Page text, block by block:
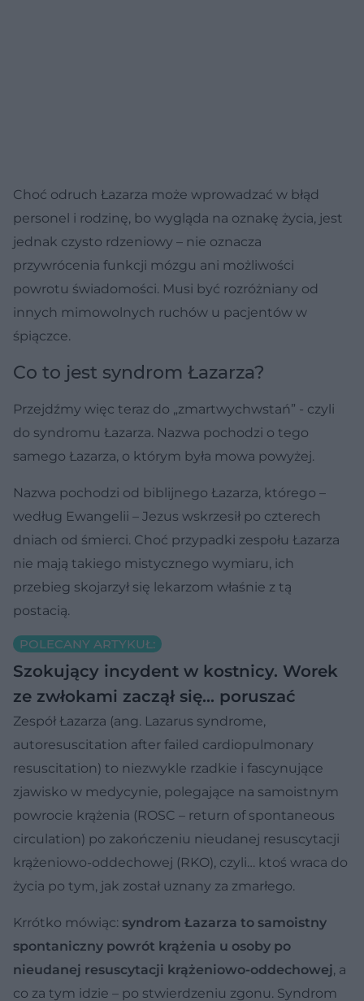
Choć odruch Łazarza może wprowadzać w błąd
personel i rodzinę, bo wygląda na oznakę życia, jest
jednak czysto rdzeniowy – nie oznacza
przywrócenia funkcji mózgu ani możliwości
powrotu świadomości. Musi być rozróżniany od
innych mimowolnych ruchów u pacjentów w
śpiączce.
Co to jest syndrom Łazarza?
Przejdźmy więc teraz do „zmartwychwstań” - czyli
do syndromu Łazarza. Nazwa pochodzi o tego
samego Łazarza, o którym była mowa powyżej.
Nazwa pochodzi od biblijnego Łazarza, którego –
według Ewangelii – Jezus wskrzesił po czterech
dniach od śmierci. Choć przypadki zespołu Łazarza
nie mają takiego mistycznego wymiaru, ich
przebieg skojarzył się lekarzom właśnie z tą
postacią.
POLECANY ARTYKUŁ:
Szokujący incydent w kostnicy. Worek
ze zwłokami zaczął się... poruszać
Zespół Łazarza (ang. Lazarus syndrome,
autoresuscitation after failed cardiopulmonary
resuscitation) to niezwykle rzadkie i fascynujące
zjawisko w medycynie, polegające na samoistnym
powrocie krążenia (ROSC – return of spontaneous
circulation) po zakończeniu nieudanej resuscytacji
krążeniowo-oddechowej (RKO), czyli… ktoś wraca do
życia po tym, jak został uznany za zmarłego.
Krrótko mówiąc: syndrom Łazarza to samoistny
spontaniczny powrót krążenia u osoby po
nieudanej resuscytacji krążeniowo-oddechowej, a
co za tym idzie – po stwierdzeniu zgonu. Syndrom